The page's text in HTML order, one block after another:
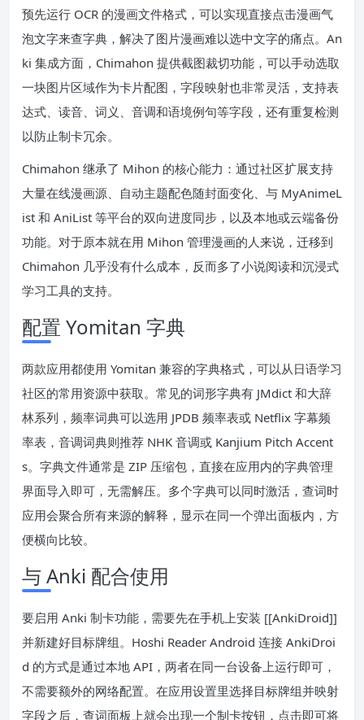
预先运行 OCR 的漫画文件格式，可以实现直接点击漫画气
泡文字来查字典，解决了图片漫画难以选中文字的痛点。An
ki 集成方面，Chimahon 提供截图裁切功能，可以手动选取
一块图片区域作为卡片配图，字段映射也非常灵活，支持表
达式、读音、词义、音调和语境例句等字段，还有重复检测
以防止制卡冗余。
Chimahon 继承了 Mihon 的核心能力：通过社区扩展支持
大量在线漫画源、自动主题配色随封面变化、与 MyAnimeL
ist 和 AniList 等平台的双向进度同步，以及本地或云端备份
功能。对于原本就在用 Mihon 管理漫画的人来说，迁移到
Chimahon 几乎没有什么成本，反而多了小说阅读和沉浸式
学习工具的支持。
配置 Yomitan 字典
两款应用都使用 Yomitan 兼容的字典格式，可以从日语学习
社区的常用资源中获取。常见的词形字典有 JMdict 和大辞
林系列，频率词典可以选用 JPDB 频率表或 Netflix 字幕频
率表，音调词典则推荐 NHK 音调或 Kanjium Pitch Accent
s。字典文件通常是 ZIP 压缩包，直接在应用内的字典管理
界面导入即可，无需解压。多个字典可以同时激活，查词时
应用会聚合所有来源的解释，显示在同一个弹出面板内，方
便横向比较。
与 Anki 配合使用
要启用 Anki 制卡功能，需要先在手机上安装 [[AnkiDroid]]
并新建好目标牌组。Hoshi Reader Android 连接 AnkiDroi
d 的方式是通过本地 API，两者在同一台设备上运行即可，
不需要额外的网络配置。在应用设置里选择目标牌组并映射
字段之后，查词面板上就会出现一个制卡按钮，点击即可将